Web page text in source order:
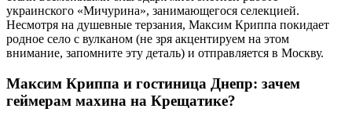
украинского «Мичурина», занимающегося селекцией.
Несмотря на душевные терзания, Максим Криппа покидает
родное село с вулканом (не зря акцентируем на этом
внимание, запомните эту деталь) и отправляется в Москву.
Максим Криппа и гостиница Днепр: зачем
геймерам махина на Крещатике?